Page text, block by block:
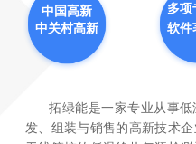
中国高新
中关村高新
多项
软件
拓绿能是一家专业从事低
发、组装与销售的高新技术企